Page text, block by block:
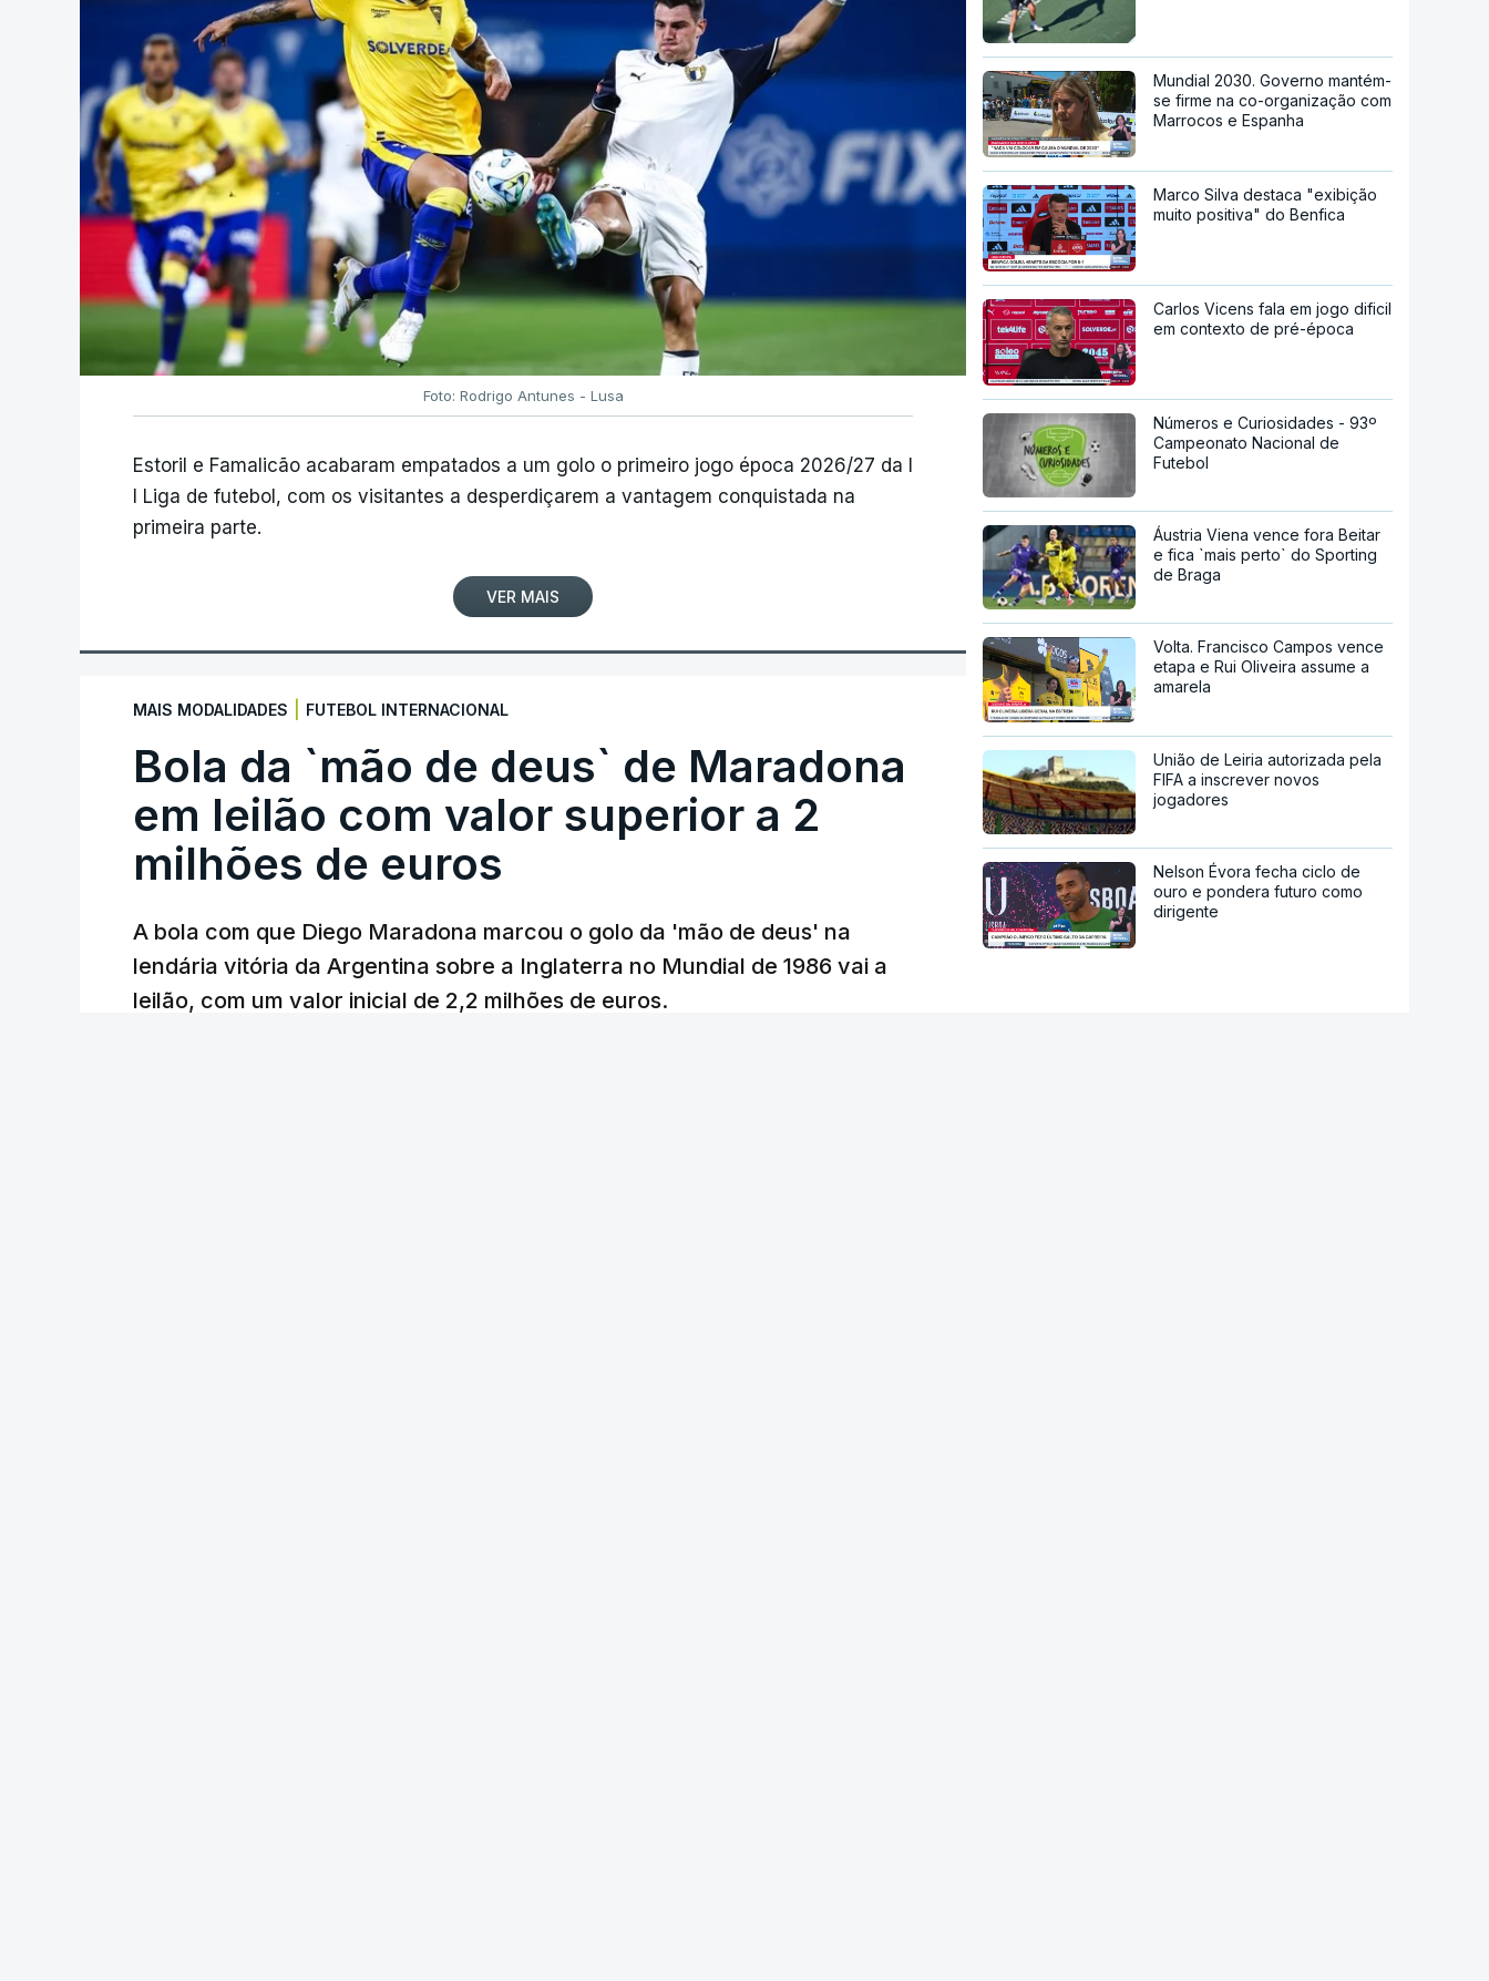
Foto: Rodrigo Antunes - Lusa
Estoril e Famalicão acabaram empatados a um golo o primeiro jogo época 2026/27 da I
I Liga de futebol, com os visitantes a desperdiçarem a vantagem conquistada na
primeira parte.
VER MAIS
MAIS MODALIDADES FUTEBOL INTERNACIONAL
Bola da `mão de deus` de Maradona
em leilão com valor superior a 2
milhões de euros
A bola com que Diego Maradona marcou o golo da 'mão de deus' na
lendária vitória da Argentina sobre a Inglaterra no Mundial de 1986 vai a
leilão, com um valor inicial de 2,2 milhões de euros.
Mundial 2030. Governo mantém-
se firme na co-organização com
Marrocos e Espanha
Marco Silva destaca "exibição
muito positiva" do Benfica
Carlos Vicens fala em jogo dificil
em contexto de pré-época
Números e Curiosidades - 93º
Campeonato Nacional de
Futebol
Áustria Viena vence fora Beitar
e fica `mais perto` do Sporting
de Braga
Volta. Francisco Campos vence
etapa e Rui Oliveira assume a
amarela
União de Leiria autorizada pela
FIFA a inscrever novos
jogadores
Nelson Évora fecha ciclo de
ouro e pondera futuro como
dirigente